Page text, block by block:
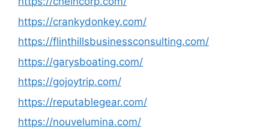
https://crankydonkey.com/
https://flinthillsbusinessconsulting.com/
https://garysboating.com/
https://gojoytrip.com/
https://reputablegear.com/
https://nouvelumina.com/